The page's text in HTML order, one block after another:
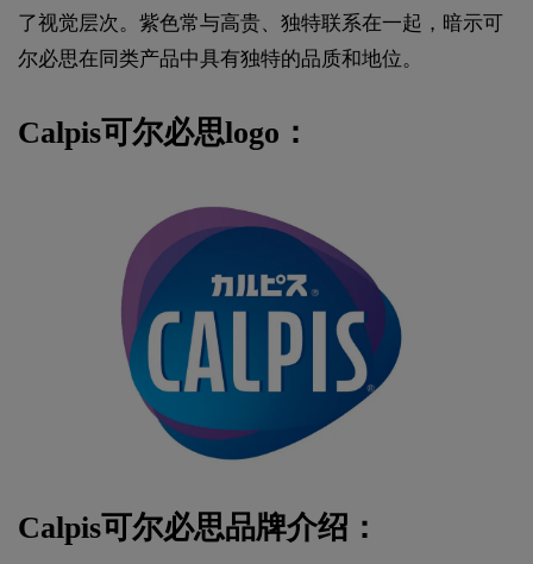
了视觉层次。紫色常与高贵、独特联系在一起，暗示可
尔必思在同类产品中具有独特的品质和地位。
Calpis可尔必思logo：
Calpis可尔必思品牌介绍：